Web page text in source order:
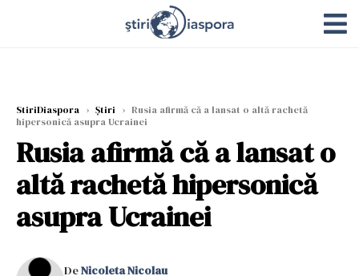
StiriDiaspora › Știri › Rusia afirmă că a lansat o altă rachetă
hipersonică asupra Ucrainei
Rusia afirmă că a lansat o
altă rachetă hipersonică
asupra Ucrainei
DeNicoleta Nicolau